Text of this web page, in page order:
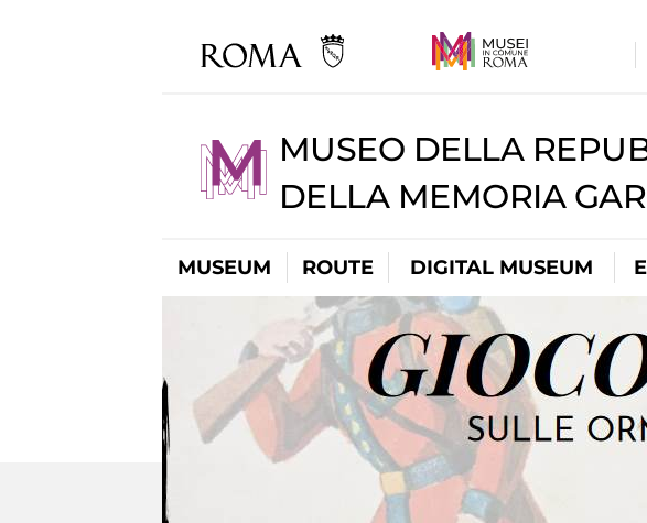
MUSEO DELLA
DELLA MEMORIA
MUSEUM ROUTE DIGITAL MUSEUM